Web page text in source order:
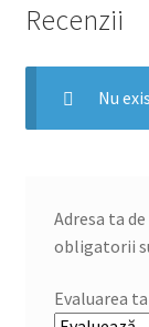
Recenzii
Nu
Adresa ta
obligatorii
Evaluarea ta